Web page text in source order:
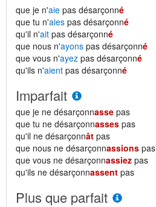
que je n'aie pas désarçonné
que tu n'aies pas désarçonné
qu'il n'ait pas désarçonné
que nous n'ayons pas désarçonné
que vous n'ayez pas désarçonné
qu'ils n'aient pas désarçonné
Imparfait
que je ne désarçonnasse pas
que tu ne désarçonnasses pas
qu'il ne désarçonnât pas
que nous ne désarçonnassions pas
que vous ne désarçonnassiez pas
qu'ils ne désarçonnassent pas
Plus que parfait